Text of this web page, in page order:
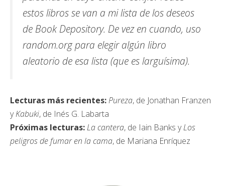
estos libros se van a mi lista de los deseos
de Book Depository. De vez en cuando, uso
random.org para elegir algún libro
aleatorio de esa lista (que es larguísima).
Lecturas más recientes:Pureza, de Jonathan Franzen
yKabuki, de Inés G. Labarta
Próximas lecturas:La cantera, de Iain Banks yLos
peligros de fumar en la cama, de Mariana Enríquez